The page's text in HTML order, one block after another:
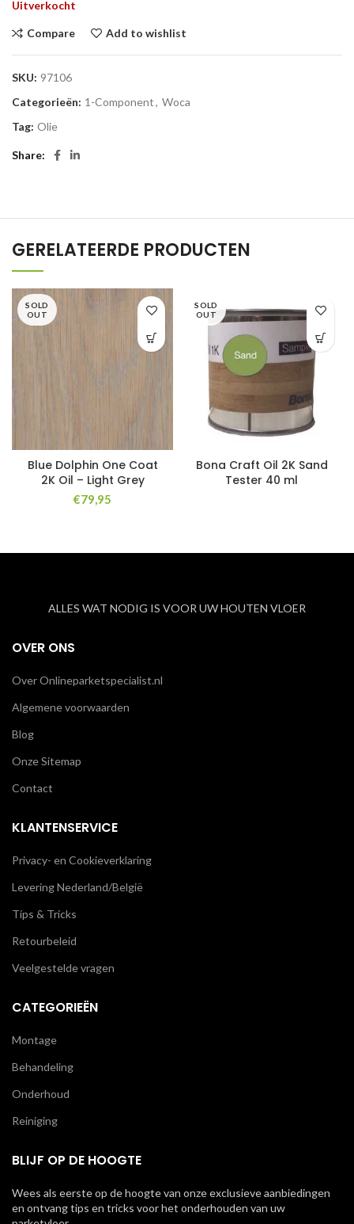
Uitverkocht
Compare Add to wishlist
SKU: 97106
Categorieën: 1-Component, Woca
Tag: Olie
Share
GERELATEERDE PRODUCTEN
SOLD
OUT
Blue Dolphin One Coat
2K Oil – Light Grey
€79,95
SOLD
OUT
Bona Craft Oil 2K Sand
Tester 40 ml
ALLES WAT NODIG IS VOOR UW HOUTEN VLOER
OVER ONS
Over Onlineparketspecialist.nl
Algemene voorwaarden
Blog
Onze Sitemap
Contact
KLANTENSERVICE
Privacy- en Cookieverklaring
Levering Nederland/België
Tips & Tricks
Retourbeleid
Veelgestelde vragen
CATEGORIEËN
Montage
Behandeling
Onderhoud
Reiniging
BLIJF OP DE HOOGTE
Wees als eerste op de hoogte van onze exclusieve aanbiedingen
en ontvang tips en tricks voor het onderhouden van uw